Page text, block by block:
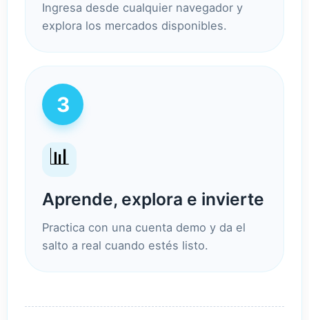
Ingresa desde cualquier navegador y
explora los mercados disponibles.
3
📊
Aprende, explora e invierte
Practica con una cuenta demo y da el
salto a real cuando estés listo.